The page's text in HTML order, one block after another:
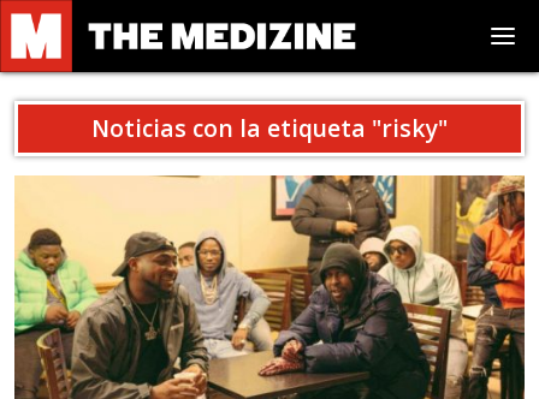
Noticias con la etiqueta "risky"